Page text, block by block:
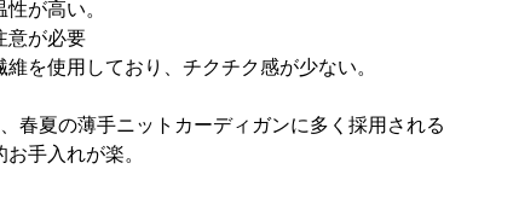
が高い。
意が必要
を使用しており、チクチク感が少ない。
春夏の薄手ニットカーディガンに多く採用される
手入れが楽。